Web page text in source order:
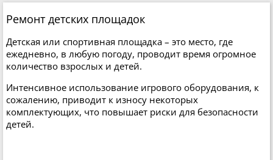
Ремонт детских площадок
Детская или спортивная площадка – это место, где
ежедневно, в любую погоду, проводит время огромное
количество взрослых и детей.
Интенсивное использование игрового оборудования, к
сожалению, приводит к износу некоторых
комплектующих, что повышает риски для безопасности
детей.